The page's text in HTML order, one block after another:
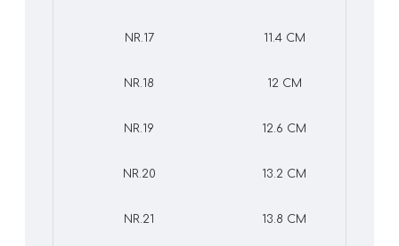
NR.17 11.4 CM
NR.18 12 CM
NR.19 12.6 CM
NR.20 13.2 CM
NR.21 13.8 CM